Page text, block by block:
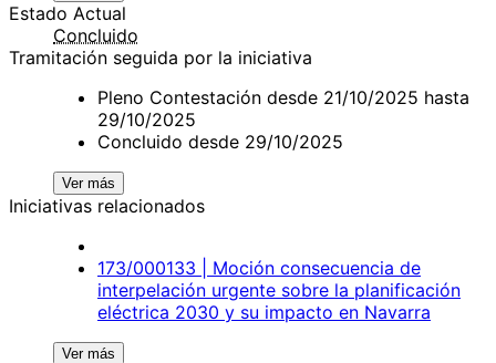
Estado Actual
Concluido
Tramitación seguida por la iniciativa
Pleno Contestación desde 21/10/2025 hasta
29/10/2025
Concluido desde 29/10/2025
Ver más
Iniciativas relacionados
173/000133 | Moción consecuencia de
interpelación urgente sobre la planificación
eléctrica 2030 y su impacto en Navarra
Ver más